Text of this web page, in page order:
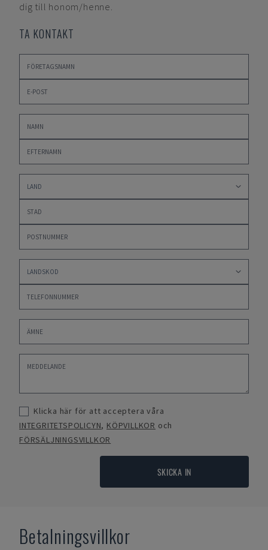
dig till honom/henne.
TA KONTAKT
Klicka här för att acceptera våra
INTEGRITETSPOLICYN, KÖPVILLKOR och
FÖRSÄLJNINGSVILLKOR
SKICKA IN
Betalningsvillkor